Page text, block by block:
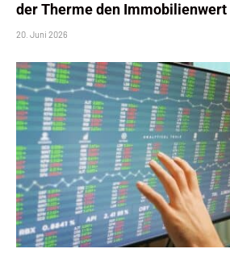
der Therme den
20. Juni 2026